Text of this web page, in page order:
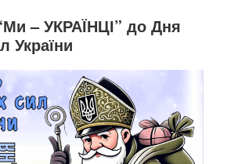
– УКРАЇНЦІ” до Дня
України